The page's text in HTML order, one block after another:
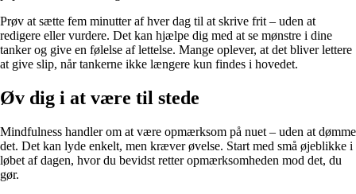
Prøv at sætte fem minutter af hver dag til at skrive frit – uden at
redigere eller vurdere. Det kan hjælpe dig med at se mønstre i dine
tanker og give en følelse af lettelse. Mange oplever, at det bliver lettere
at give slip, når tankerne ikke længere kun findes i hovedet.
Øv dig i at være til stede
Mindfulness handler om at være opmærksom på nuet – uden at dømme
det. Det kan lyde enkelt, men kræver øvelse. Start med små øjeblikke i
løbet af dagen, hvor du bevidst retter opmærksomheden mod det, du
gør.